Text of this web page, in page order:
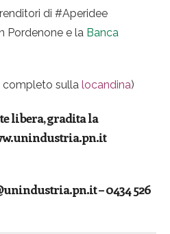
di #Aperidee
Pordenone e la Banca
completo sulla locandina)
libera, gradita la
– 0434 526